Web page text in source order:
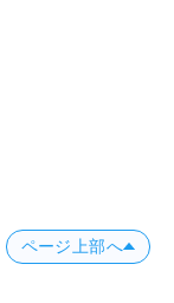
ページ上部へ